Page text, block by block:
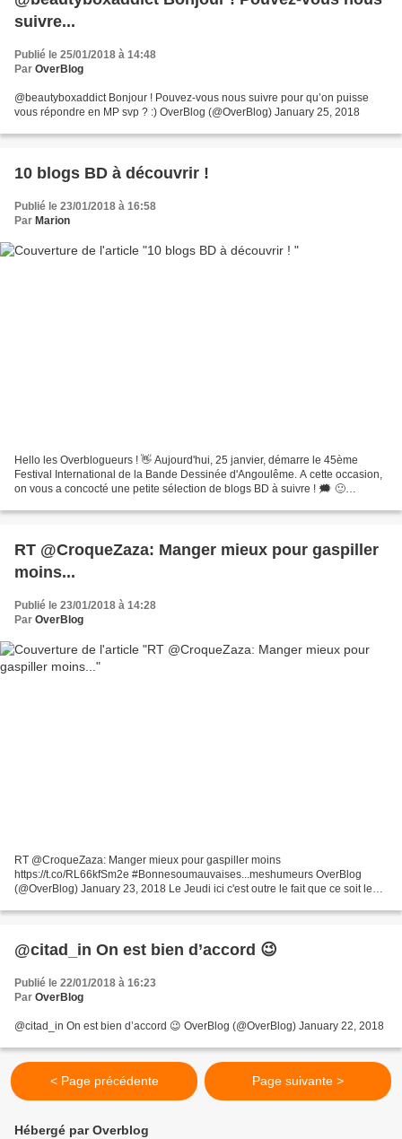
suivre...
Publié le 25/01/2018 à 14:48
Par OverBlog
@beautyboxaddict Bonjour ! Pouvez-vous nous suivre pour qu’on puisse
vous répondre en MP svp ? :) OverBlog (@OverBlog) January 25, 2018
10 blogs BD à découvrir !
Publié le 23/01/2018 à 16:58
Par Marion
Hello les Overblogueurs ! 👋 Aujourd'hui, 25 janvier, démarre le 45ème
Festival International de la Bande Dessinée d'Angoulême. A cette occasion,
on vous a concocté une petite sélection de blogs BD à suivre ! 🗯 🙂
RT @CroqueZaza: Manger mieux pour gaspiller
moins...
Publié le 23/01/2018 à 14:28
Par OverBlog
RT @CroqueZaza: Manger mieux pour gaspiller moins
https://t.co/RL66kfSm2e #Bonnesoumauvaises...meshumeurs OverBlog
(@OverBlog) January 23, 2018 Le Jeudi ici c'est outre le fait que ce soit le
@citad_in On est bien d’accord 😉
Publié le 22/01/2018 à 16:23
Par OverBlog
@citad_in On est bien d’accord 😉 OverBlog (@OverBlog) January 22, 2018
< Page précédente Page suivante >
Hébergé par Overblog